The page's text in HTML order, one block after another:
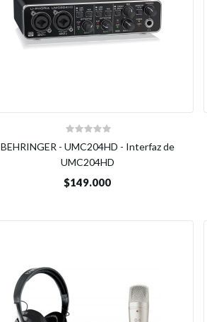
BEHRINGER - UMC204HD - Interfaz de
UMC204HD
$149.000